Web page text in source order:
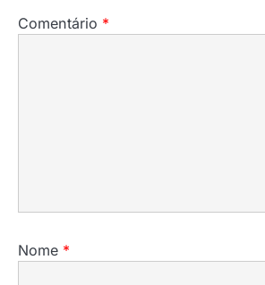
Comentário *
Nome *